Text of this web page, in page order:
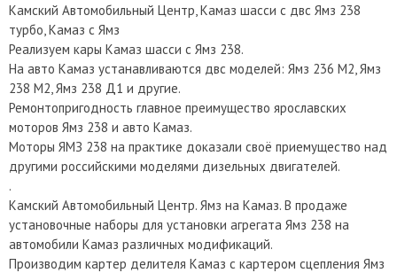
Камский Автомобильный Центр, Камаз шасси с двс Ямз 238
турбо, Камаз с Ямз
Реализуем кары Камаз шасси с Ямз 238.
На авто Камаз устанавливаются двс моделей: Ямз 236 М2, Ямз
238 М2, Ямз 238 Д1 и другие.
Ремонтопригодность главное преимущество ярославских
моторов Ямз 238 и авто Камаз.
Моторы ЯМЗ 238 на практике доказали своё приемущество над
другими российскими моделями дизельных двигателей.
.
Камский Автомобильный Центр. Ямз на Камаз. В продаже
установочные наборы для установки агрегата Ямз 238 на
автомобили Камаз различных модификаций.
Производим картер делителя Камаз с картером сцепления Ямз